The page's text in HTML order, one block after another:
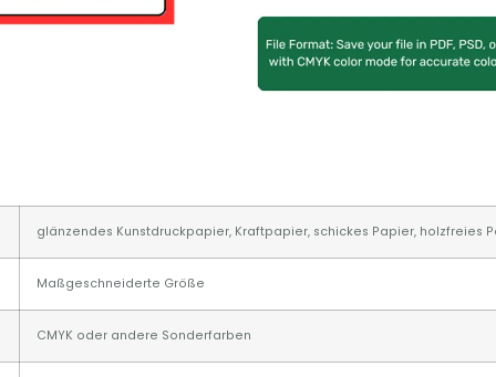
glänzendes Kunstdruckpapier, Kraftpapier, schickes Papier, holzfreies
Maßgeschneiderte Größe
CMYK oder andere Sonderfarben